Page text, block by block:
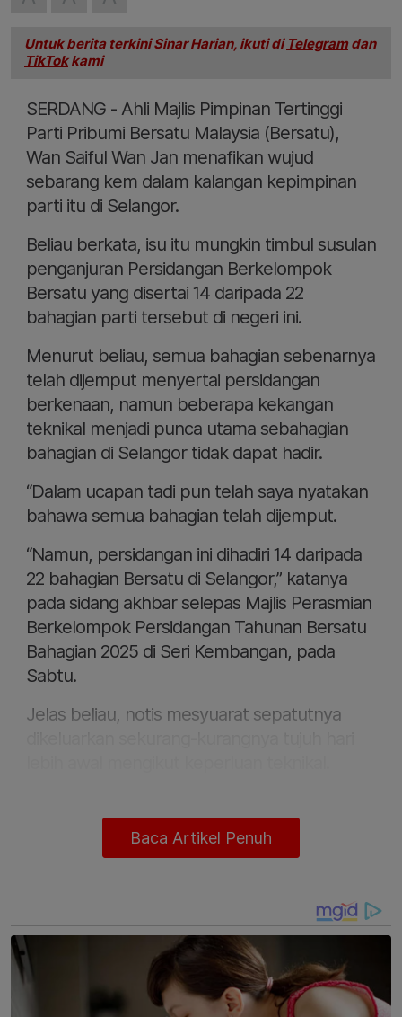
Untuk berita terkini Sinar Harian, ikuti di Telegramdan
TikTokkami
SERDANG - Ahli Majlis Pimpinan Tertinggi
Parti Pribumi Bersatu Malaysia (Bersatu),
Wan Saiful Wan Jan menafikan wujud
sebarang kem dalam kalangan kepimpinan
parti itu di Selangor.
Beliau berkata, isu itu mungkin timbul susulan
penganjuran Persidangan Berkelompok
Bersatu yang disertai 14 daripada 22
bahagian parti tersebut di negeri ini.
Menurut beliau, semua bahagian sebenarnya
telah dijemput menyertai persidangan
berkenaan, namun beberapa kekangan
teknikal menjadi punca utama sebahagian
bahagian di Selangor tidak dapat hadir.
“Dalam ucapan tadi pun telah saya nyatakan
bahawa semua bahagian telah dijemput.
“Namun, persidangan ini dihadiri 14 daripada
22 bahagian Bersatu di Selangor,” katanya
pada sidang akhbar selepas Majlis Perasmian
Berkelompok Persidangan Tahunan Bersatu
Bahagian 2025 di Seri Kembangan, pada
Sabtu.
Jelas beliau, notis mesyuarat sepatutnya
Baca Artikel Penuh